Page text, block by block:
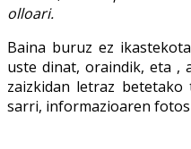
olloari.
Baina buruz ez
uste dinat, oraindik, eta ,
zaizkidan letraz
sarri, informazioaren